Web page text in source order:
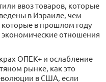
ввоз товаров, которые
в Израиле, чем
в прошлом году
отношения
ОПЕК+ и ослабление
рынке, как это
в США, если